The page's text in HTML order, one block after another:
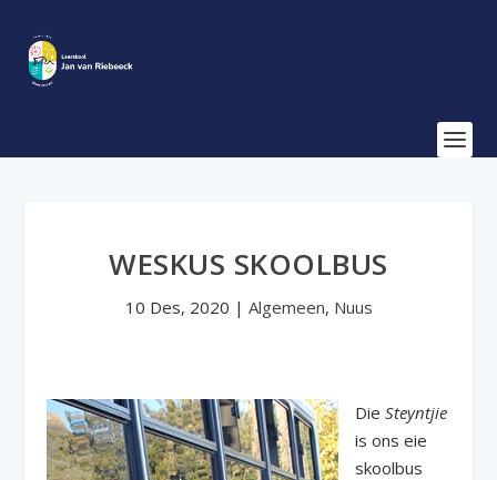
WESKUS SKOOLBUS
10 Des, 2020 | Algemeen, Nuus
DieSteyntjie
is ons eie
skoolbus